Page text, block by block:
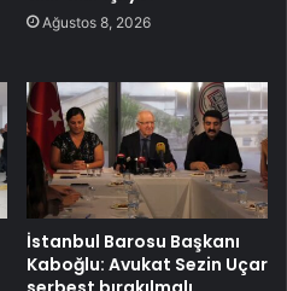
Ağustos 8, 2026
İstanbul Barosu Başkanı
Kaboğlu: Avukat Sezin Uçar